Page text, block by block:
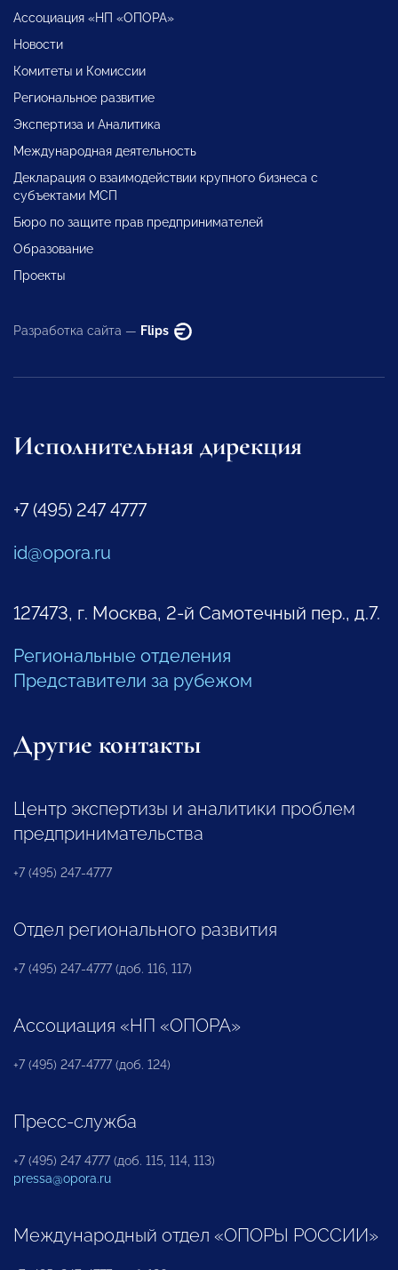
Ассоциация «НП «ОПОРА»
Новости
Комитеты и Комиссии
Региональное развитие
Экспертиза и Аналитика
Международная деятельность
Декларация о взаимодействии крупного бизнеса с
субъектами МСП
Бюро по защите прав предпринимателей
Образование
Проекты
Разработка сайта — Flips
Исполнительная дирекция
+7 (495) 247 4777
id@opora.ru
127473, г. Москва, 2-й Самотечный пер., д.7.
Региональные отделения
Представители за рубежом
Другие контакты
Центр экспертизы и аналитики проблем
предпринимательства
+7 (495) 247-4777
Отдел регионального развития
+7 (495) 247-4777 (доб. 116, 117)
Ассоциация «НП «ОПОРА»
+7 (495) 247-4777 (доб. 124)
Пресс-служба
+7 (495) 247 4777 (доб. 115, 114, 113)
pressa@opora.ru
Международный отдел «ОПОРЫ РОССИИ»